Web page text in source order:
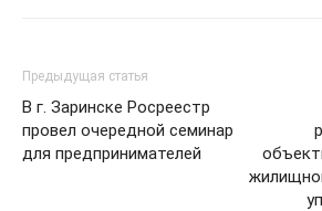
Предыдущая статья
В г. Заринске Росреестр
провел очередной семинар
для предпринимателей